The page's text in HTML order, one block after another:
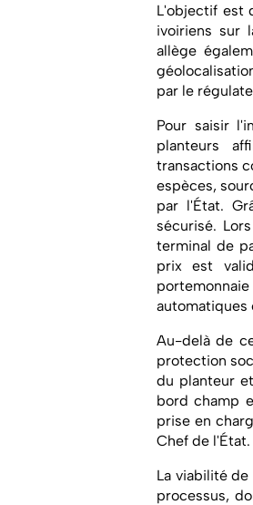
L'objectif est
ivoiriens sur
allège
par le
Pour saisir
planteurs
transactions
espèces,
par l'État.
sécurisé.
terminal de
prix est
automatiques
Au-delà de
protection
du planteur
bord champ
prise en
Chef de l'État.
La viabilité
processus,